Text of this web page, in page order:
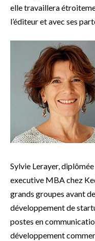
elle travaillera
l’éditeur et avec ses
Sylvie Lerayer,
executive MBA chez
grands groupes avant
développement de
postes en
développement